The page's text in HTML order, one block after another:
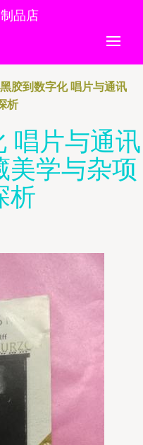
品店
胶到数字化 唱片与通讯
析
唱片与通讯
美学与杂项
析